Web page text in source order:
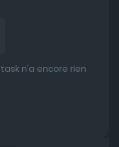
n'a encore rien